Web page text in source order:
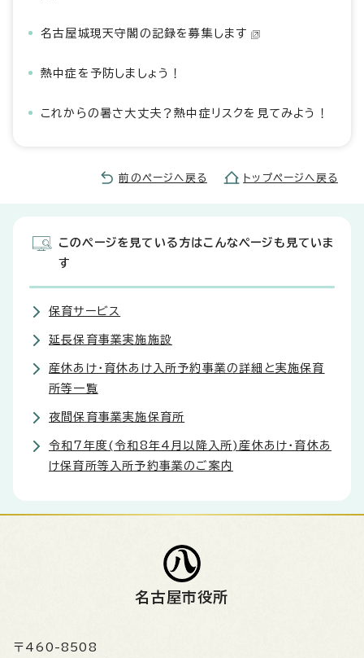
名古屋城現天守閣の記録を募集します
熱中症を予防しましょう！
これからの暑さ大丈夫？熱中症リスクを見てみよう！
前のページへ戻る トップページへ戻る
このページを見ている方はこんなページも見ていま
す
保育サービス
延長保育事業実施施設
産休あけ・育休あけ入所予約事業の詳細と実施保育
所等一覧
夜間保育事業実施保育所
令和7年度(令和8年4月以降入所)産休あけ・育休あ
け保育所等入所予約事業のご案内
名古屋市役所
〒460-8508